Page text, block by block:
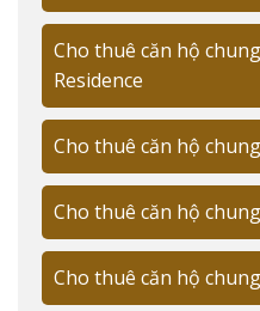
Cho thuê căn hộ
Residence
Cho thuê căn hộ
Cho thuê căn hộ
Cho thuê căn hộ